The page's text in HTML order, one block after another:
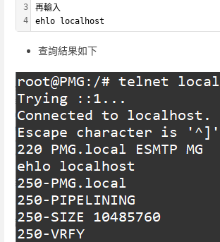
3
4
再輸入
ehlo localhost
查詢結果如下